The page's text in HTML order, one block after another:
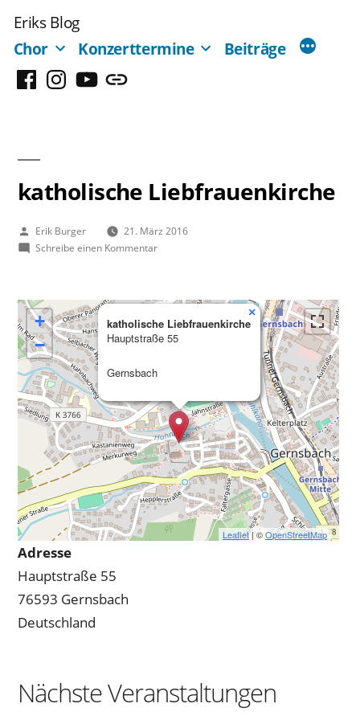
Inhalt
springen
Eriks Blog
Chor
Konzerttermine Beiträge
FacebookInstagram
YouTubeMastodon
katholische Liebfrauenkirche
Veröffentlicht
von
Erik Burger
21. März 2016
Schreibe einen Kommentarzu
katholische Liebfrauenkirche
Hauptstraße 55
Gernsbach
×
+
−
Leaflet| ©OpenStreetMap
Adresse
Hauptstraße 55
76593 Gernsbach
Deutschland
Nächste Veranstaltungen